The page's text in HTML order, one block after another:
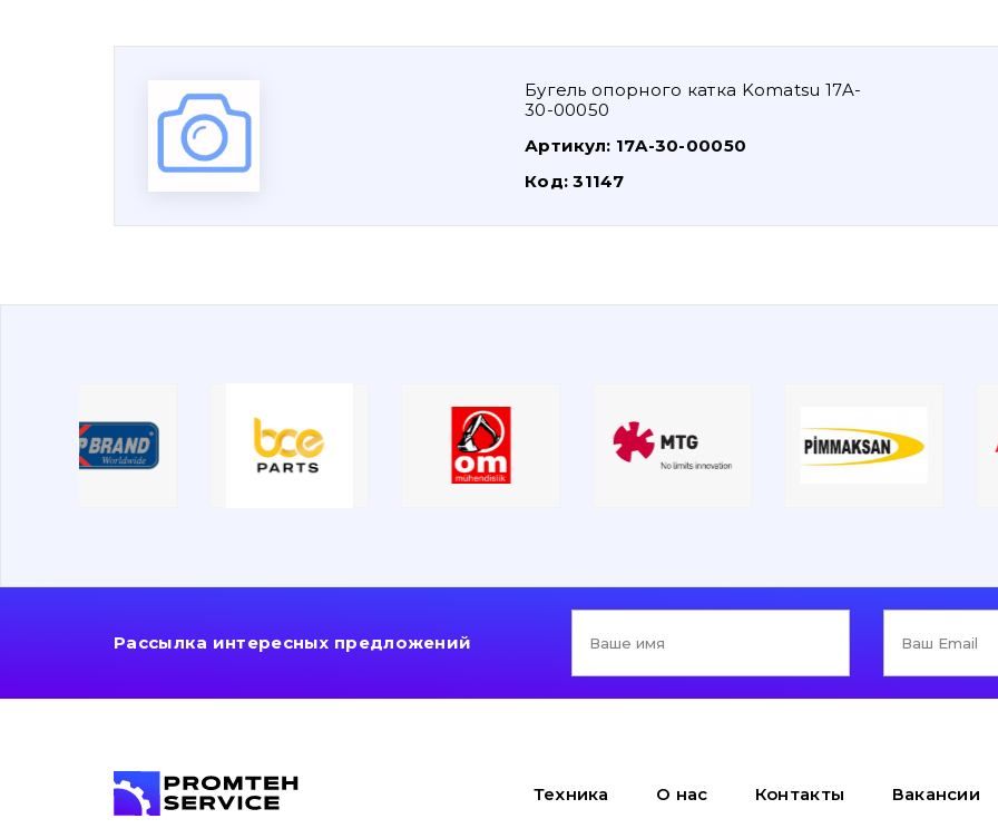
Бугель опорного катка Komatsu 17A-
30-00050
Артикул: 17A-30-00050
Код:31147
Рассылка интересных предложений
Техника О нас Контакты Вакансии